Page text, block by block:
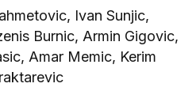
Ivan Sunjic,
Burnic, Armin Gigovic,
Amar Memic, Kerim